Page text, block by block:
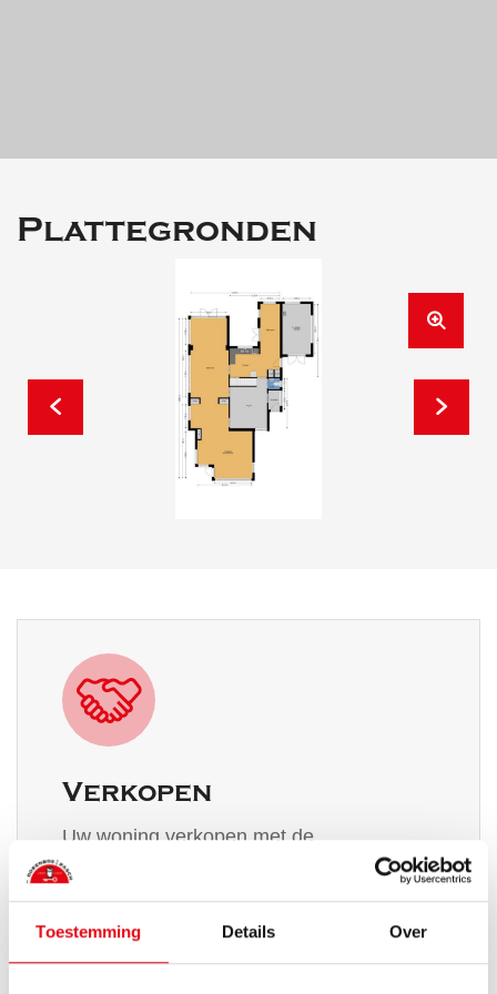
Toestemming Details Over
Plattegronden
Verkopen
Uw woning verkopen met de
professionele begeleiding en persoonlijke
aandacht van een betrokken en kundige
makelaar. Wij leveren verkoopbegeleiding